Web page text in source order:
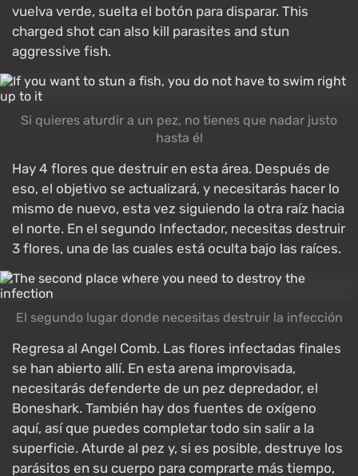
vuelva verde, suelta el botón para disparar. This
charged shot can also kill parasites and stun
aggressive fish.
Si quieres aturdir a un pez, no tienes que nadar justo
hasta él
Hay 4 flores que destruir en esta área. Después de
eso, el objetivo se actualizará, y necesitarás hacer lo
mismo de nuevo, esta vez siguiendo la otra raíz hacia
el norte. En el segundo Infectador, necesitas destruir
3 flores, una de las cuales está oculta bajo las raíces.
El segundo lugar donde necesitas destruir la infección
Regresa al Angel Comb. Las flores infectadas finales
se han abierto allí. En esta arena improvisada,
necesitarás defenderte de un pez depredador, el
Boneshark. También hay dos fuentes de oxígeno
aquí, así que puedes completar todo sin salir a la
superficie. Aturde al pez y, si es posible, destruye los
parásitos en su cuerpo para comprarte más tiempo,